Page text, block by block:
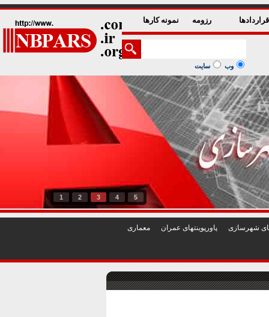
رزومه نمونه کارها
وب سایت
1 2 3 4 5
شهرسازی پاورپوينتهای عمران معماری